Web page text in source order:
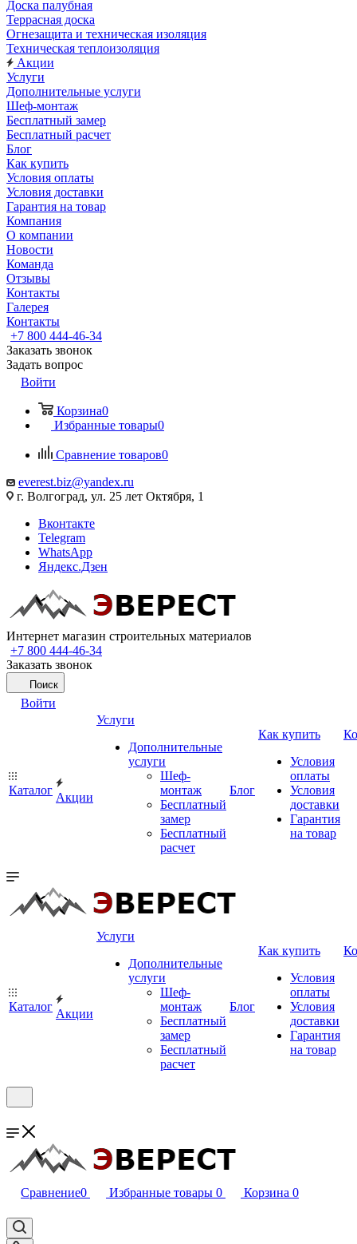
Доска палубная
Террасная доска
Огнезащита и техническая изоляция
Техническая теплоизоляция
Акции
Услуги
Дополнительные услуги
Шеф-монтаж
Бесплатный замер
Бесплатный расчет
Блог
Как купить
Условия оплаты
Условия доставки
Гарантия на товар
Компания
О компании
Новости
Команда
Отзывы
Контакты
Галерея
Контакты
+7 800 444-46-34
Заказать звонок
Задать вопрос
Войти
Корзина0
Избранные товары0
Сравнение товаров0
everest.biz@yandex.ru
г. Волгоград, ул. 25 лет Октября, 1
Вконтакте
Telegram
WhatsApp
Яндекс.Дзен
Интернет магазин строительных материалов
+7 800 444-46-34
Заказать звонок
Поиск
Войти
Каталог
Акции
Услуги
Дополнительные
услуги
Шеф-
монтаж
Бесплатный
замер
Бесплатный
расчет
Блог
Как купить
Условия
оплаты
Условия
доставки
Гарантия
на товар
Каталог
Акции
Услуги
Дополнительные
услуги
Шеф-
монтаж
Бесплатный
замер
Бесплатный
расчет
Блог
Как купить
Условия
оплаты
Условия
доставки
Гарантия
на товар
Сравнение0 Избранные товары 0 Корзина 0